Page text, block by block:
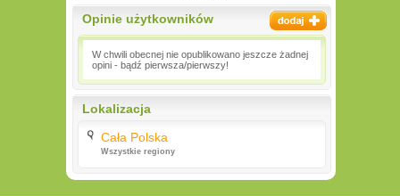
Opinie użytkowników
W chwili obecnej nie opublikowano jeszcze żadnej
opini - bądź pierwsza/pierwszy!
Lokalizacja
Cała Polska
Wszystkie regiony